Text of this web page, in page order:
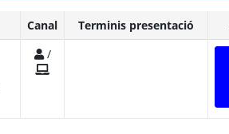
Canal Terminis presentació
/